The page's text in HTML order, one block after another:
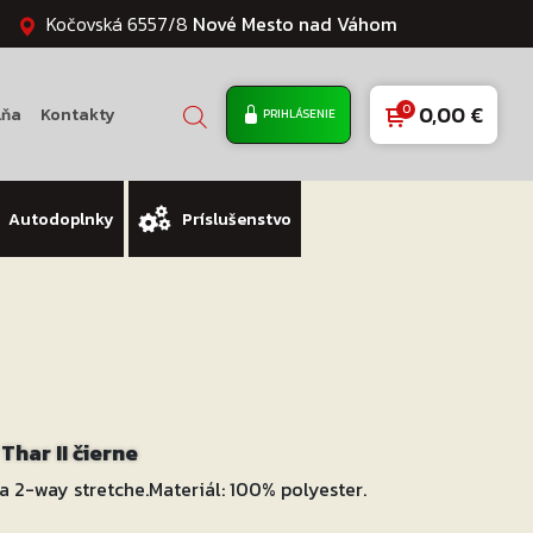
Kočovská 6557/8 Nové Mesto nad Váhom
Kontakty PRIHLÁSENIE 0,00€
Autodoplnky Príslušenstvo
II čierne
way stretche.Materiál: 100% polyester.